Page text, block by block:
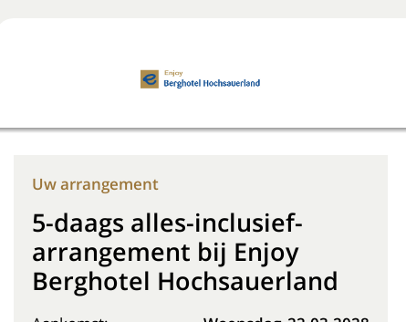
Uw arrangement
5-daags alles-inclusief-
arrangement bij Enjoy
Berghotel Hochsauerland